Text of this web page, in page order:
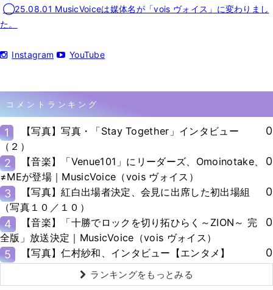
◯25.08.01 MusicVoiceは媒体名が「vois ヴォイス」に変わりまし
た。
Instagram YouTube
コメントランキング
1
【写真】写真・「Stay Together」インタビュー
（２）
0
2
【音楽】「Venue101」にリーダーズ、Omoinotake、
≠MEが登場｜MusicVoice（vois ヴォイス）
0
3
【写真】紅白出場者決定、会見に出席した初出場組
（写真１０／１０）
0
4
【音楽】「十勝でロックを切り拓ひらく～ZION～ 完
全版」放送決定｜MusicVoice（vois ヴォイス）
0
5 【写真】仁村紗和、インタビュー【エンタメ】 0
ランキングをもっとみる